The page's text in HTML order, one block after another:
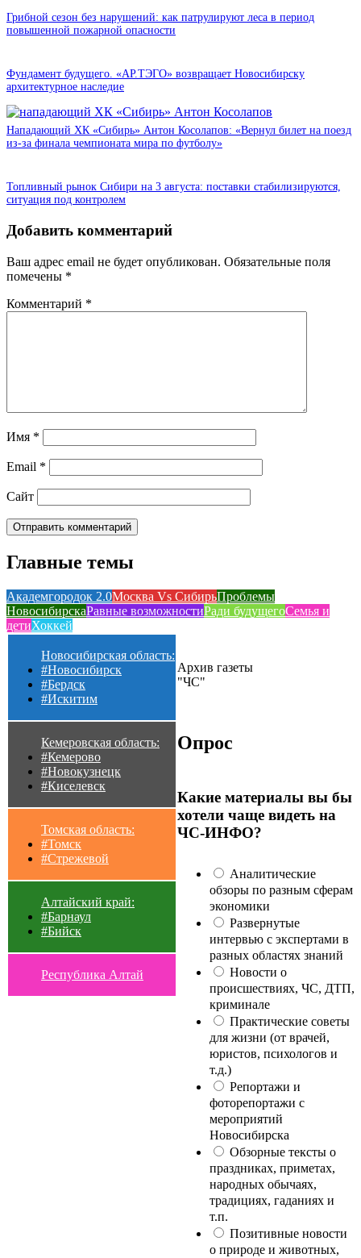
Грибной сезон без нарушений: как патрулируют леса в период
повышенной пожарной опасности
Фундамент будущего. «АР.ТЭГО» возвращает Новосибирску
архитектурное наследие
Нападающий ХК «Сибирь» Антон Косолапов: «Вернул билет на поезд
из-за финала чемпионата мира по футболу»
Топливный рынок Сибири на 3 августа: поставки стабилизируются,
ситуация под контролем
Добавить комментарий
Ваш адрес email не будет опубликован. Обязательные поля
помечены *
Комментарий *
Имя *
Email *
Сайт
Главные темы
Академгородок 2.0Москва Vs СибирьПроблемы
НовосибирскаРавные возможностиРади будущегоСемья и
детиХоккей
Новосибирская область:
#Новосибирск
#Бердск
#Искитим
Кемеровская область:
#Кемерово
#Новокузнецк
#Киселевск
Томская область:
#Томск
#Стрежевой
Алтайский край:
#Барнаул
#Бийск
Республика Алтай
Архив газеты
"ЧС"
Опрос
Какие материалы вы бы
хотели чаще видеть на
ЧС-ИНФО?
Аналитические
обзоры по разным сферам
экономики
Развернутые
интервью с экспертами в
разных областях знаний
Новости о
происшествиях, ЧС, ДТП,
криминале
Практические советы
для жизни (от врачей,
юристов, психологов и
т.д.)
Репортажи и
фоторепортажи с
мероприятий
Новосибирска
Обзорные тексты о
праздниках, приметах,
народных обычаях,
традициях, гаданиях и
т.п.
Позитивные новости
о природе и животных,